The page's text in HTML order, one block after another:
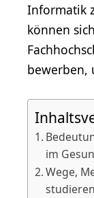
Informatik
können
bewerben,
im
Wege,
studieren